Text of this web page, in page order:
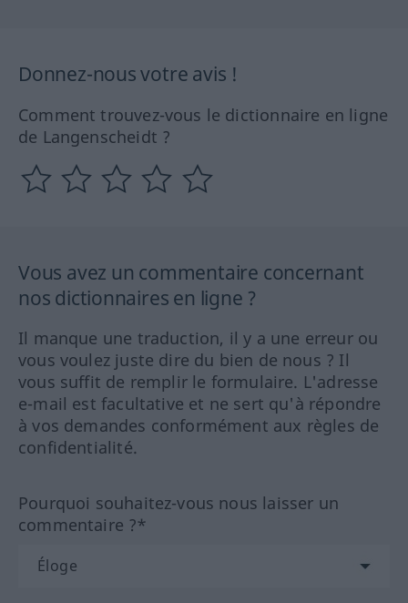
Donnez-nous votre avis !
Comment trouvez-vous le dictionnaire en ligne
de Langenscheidt ?
Vous avez un commentaire concernant
nos dictionnaires en ligne ?
Il manque une traduction, il y a une erreur ou
vous voulez juste dire du bien de nous ? Il
vous suffit de remplir le formulaire. L'adresse
e-mail est facultative et ne sert qu'à répondre
à vos demandes conformément aux règles de
confidentialité.
Pourquoi souhaitez-vous nous laisser un
commentaire ?*